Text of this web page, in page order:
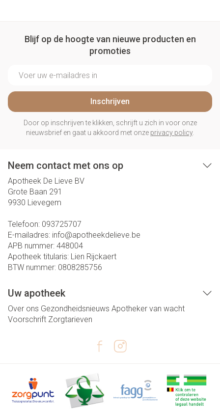
Blijf op de hoogte van nieuwe producten en
promoties
Inschrijven
Door op inschrijven te klikken, schrijft u zich in voor onze
nieuwsbrief en gaat u akkoord met onze privacy policy.
Neem contact met ons op
Apotheek De Lieve BV
Grote Baan 291
9930 Lievegem
Telefoon: 093725707
E-mailadres: info@apotheekdelieve.be
APB nummer: 448004
Apotheek titularis: Lien Rijckaert
BTW nummer: 0808285756
Uw apotheek
Over ons Gezondheidsnieuws Apotheker van wacht
Voorschrift Zorgtarieven